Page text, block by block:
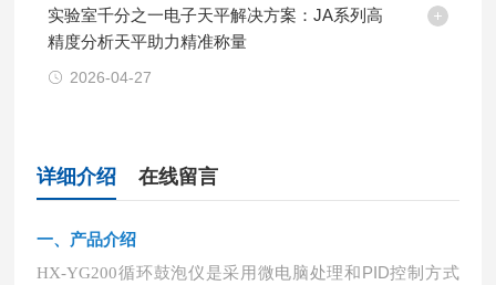
实验室千分之一电子天平解决方案：JA系列高
精度分析天平助力精准称量
2026-04-27
详细介绍 在线留言
一、 产品介绍
HX-YG200循环鼓泡仪是采用微电脑处理和PID控制方式